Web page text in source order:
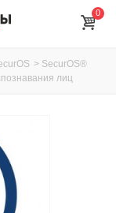
0
> SecurOS®
лиц